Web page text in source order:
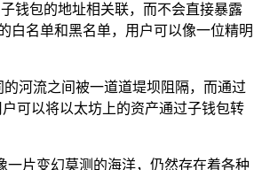
钱包的地址相关联，而不会直接暴露
白名单和黑名单，用户可以像一位精明
河流之间被一道道堤坝阻隔，而通过
可以将以太坊上的资产通过子钱包转
片变幻莫测的海洋，仍然存在着各种